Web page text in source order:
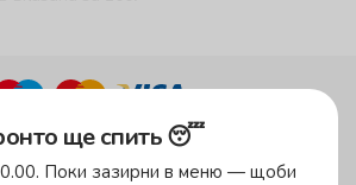
ще спить 😴
Поки зазирни в меню — щоби